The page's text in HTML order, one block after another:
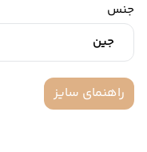
جنس
جین
راهنمای سایز